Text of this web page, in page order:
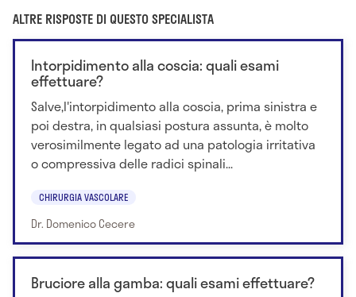
ALTRE RISPOSTE DI QUESTO SPECIALISTA
Intorpidimento alla coscia: quali esami
effettuare?
Salve,l'intorpidimento alla coscia, prima sinistra e
poi destra, in qualsiasi postura assunta, è molto
verosimilmente legato ad una patologia irritativa
o compressiva delle radici spinali...
CHIRURGIA VASCOLARE
Dr. Domenico Cecere
Bruciore alla gamba: quali esami effettuare?